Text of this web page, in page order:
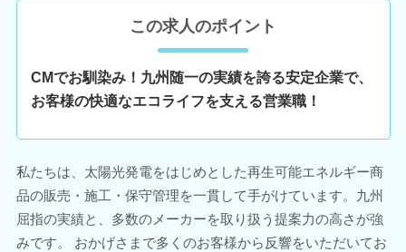
この求人のポイント
CMでお馴染み！九州随一の実績を誇る安定企業で、
お客様の快適なエコライフを支える営業職！
私たちは、太陽光発電をはじめとした再生可能エネルギー商
品の販売・施工・保守管理を一貫して手がけています。九州
屈指の実績と、多数のメーカーを取り扱う提案力の高さが強
みです。 おかげさまで多くのお客様から反響をいただいてお